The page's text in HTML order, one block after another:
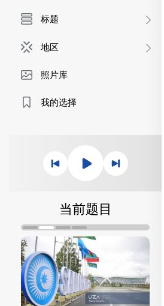
标题
地区
照片库
我的选择
当前题目